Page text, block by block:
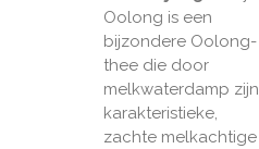
Oolong is een
bijzondere Oolong-
thee die door
melkwaterdamp zijn
karakteristieke,
zachte melkachtige